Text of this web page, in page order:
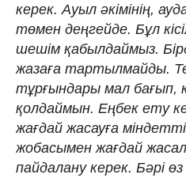
керек. Ауыл әкімінің,
төмен деңгейде. Бұл
шешім қабылдаймыз.
жазаға тартылмайды.
тұрғындары мал бағып,
қолдаймын. Еңбек ету
жағдай жасауға
жобасымен жағдай
пайдалану керек. Бәрі